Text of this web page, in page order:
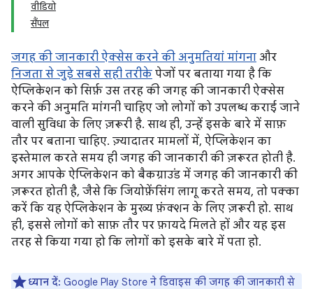
वीडियो
सैंपल
जगह की जानकारी ऐक्सेस करने की अनुमतियां मांगना और
निजता से जुड़े सबसे सही तरीके पेजों पर बताया गया है कि
ऐप्लिकेशन को सिर्फ़ उस तरह की जगह की जानकारी ऐक्सेस
करने की अनुमति मांगनी चाहिए जो लोगों को उपलब्ध कराई जाने
वाली सुविधा के लिए ज़रूरी है. साथ ही, उन्हें इसके बारे में साफ़
तौर पर बताना चाहिए. ज़्यादातर मामलों में, ऐप्लिकेशन का
इस्तेमाल करते समय ही जगह की जानकारी की ज़रूरत होती है.
अगर आपके ऐप्लिकेशन को बैकग्राउंड में जगह की जानकारी की
ज़रूरत होती है, जैसे कि जियोफ़ेंसिंग लागू करते समय, तो पक्का
करें कि यह ऐप्लिकेशन के मुख्य फ़ंक्शन के लिए ज़रूरी हो. साथ
ही, इससे लोगों को साफ़ तौर पर फ़ायदे मिलते हों और यह इस
तरह से किया गया हो कि लोगों को इसके बारे में पता हो.
ध्यान दें: Google Play Store ने डिवाइस की जगह की जानकारी से